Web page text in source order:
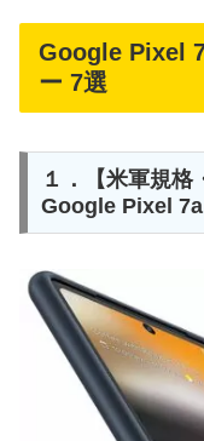
Google Pixel
ー 7選
１．【米軍規
Google Pixel